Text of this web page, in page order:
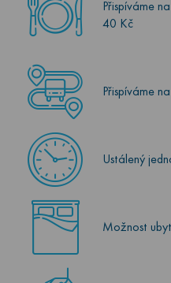
Přispíváme
40 Kč
Přispíváme
Ustálený
Možnost